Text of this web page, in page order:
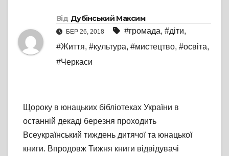
Від Дубінський Максим
БЕР 26, 2018 #громада, #діти,
#Життя, #культура, #мистецтво, #освіта,
#Черкаси
Щороку в юнацьких бібліотеках України в
останній декаді березня проходить
Всеукраїнський тиждень дитячої та юнацької
книги. Впродовж Тижня книги відвідувачі